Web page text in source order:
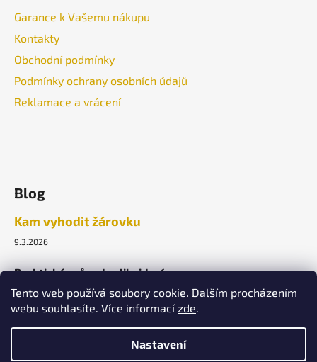
Tento web používá soubory cookie. Dalším procházením
webu souhlasíte. Více informacízde.
Nastavení
Garance k Vašemu nákupu
Kontakty
Obchodní podmínky
Podmínky ochrany osobních údajů
Reklamace a vrácení
Blog
Kam vyhodit žárovku
9.3.2026
Praktický průvodce likvidací.
ARCHIV